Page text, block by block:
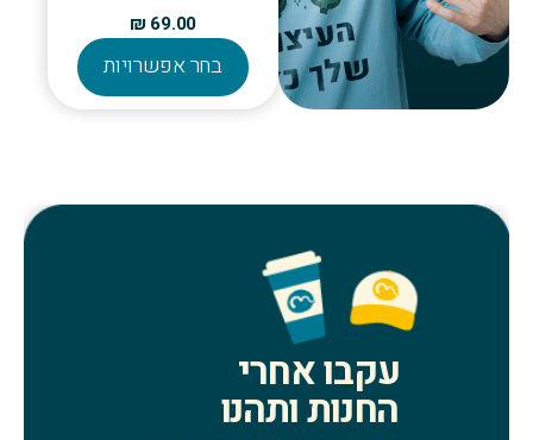
₪69.00
בחר אפשרויות
למוצר
זה
ניתן
עקבו אחרי
החנות ותהנו